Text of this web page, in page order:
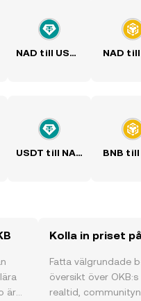
NAD till USDT NAD till
USDT till NAD BNB till
är
Kolla in priset
Fatta välgrundade
översikt över
realtid,